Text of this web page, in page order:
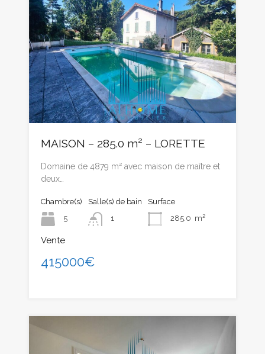
MAISON – 285.0 m² – LORETTE
Domaine de 4879 m² avec maison de maître et
deux…
Chambre(s)
5
Salle(s) de bain
1
Surface
285.0 m²
Vente
415000€